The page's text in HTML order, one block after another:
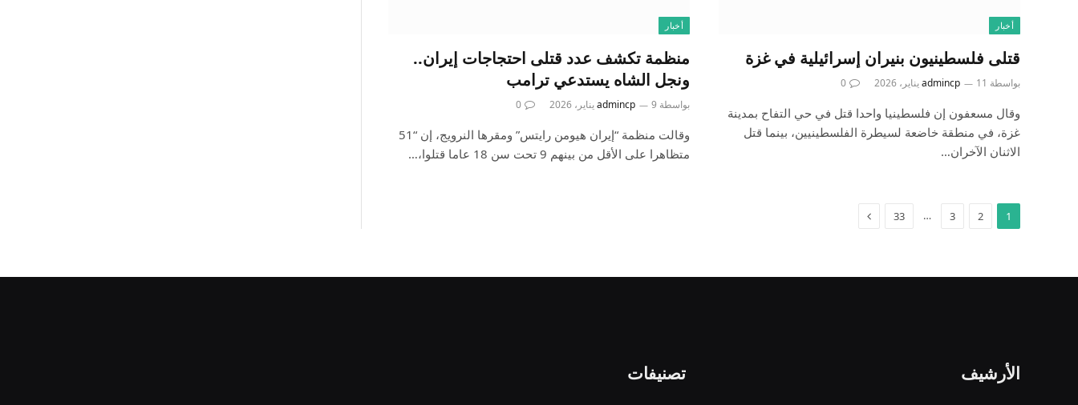
أخبار
قتلى فلسطينيون بنيران إسرائيلية في غزة
بواسطة admincp 11 يناير، 2026 0
وقال مسعفون إن فلسطينيا واحدا ‌قتل في حي التفاح بمدينة
غزة، في منطقة ⁠خاضعة لسيطرة الفلسطينيين، بينما قتل
الاثنان الآخران…
أخبار
منظمة تكشف عدد قتلى احتجاجات إيران..
ونجل الشاه يستدعي ترامب
بواسطة admincp 9 يناير، 2026 0
وقالت منظمة “إيران هيومن رايتس” ومقرها النرويج، إن “51
متظاهرا على الأقل من بينهم 9 تحت سن 18 عاما قتلوا،…
1
2
3
…
33 التالي
الأرشيف تصنيفات